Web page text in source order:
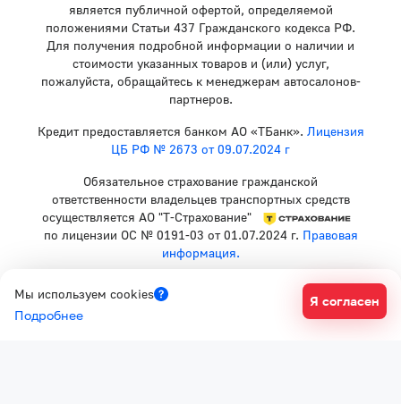
является публичной офертой, определяемой
положениями Статьи 437 Гражданского кодекса РФ.
Для получения подробной информации о наличии и
стоимости указанных товаров и (или) услуг,
пожалуйста, обращайтесь к менеджерам автосалонов-
партнеров.
Кредит предоставляется банком АО «ТБанк». Лицензия
ЦБ РФ № 2673 от 09.07.2024 г
Обязательное страхование гражданской
ответственности владельцев транспортных средств
осуществляется АО "Т-Страхование"
по лицензии ОС № 0191-03 от 01.07.2024 г. Правовая
информация.
Политика конфиденциальности
Согласие на рекламную рассылку
Мы используем cookies
Подробнее
Я согласен